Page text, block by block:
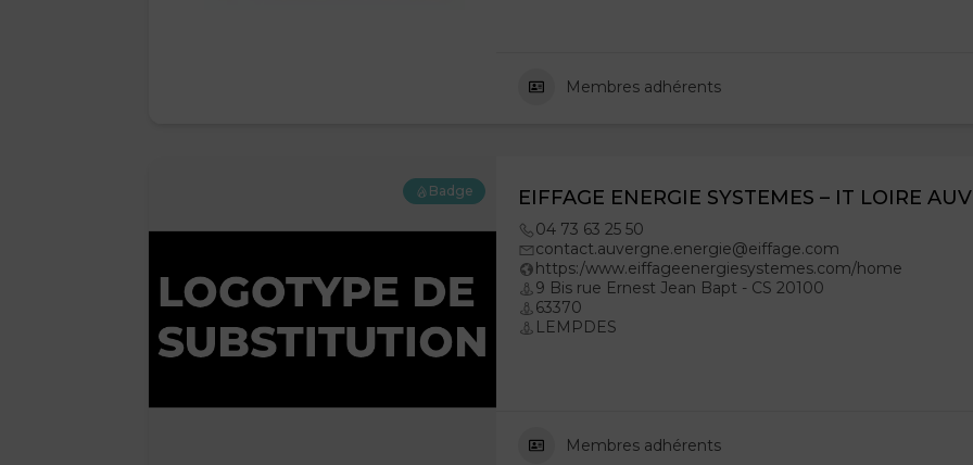
Membres adhérents
Badge EIFFAGE ENERGIE SYSTEMES – IT LOIRE
04 73 63 25 50
contact.auvergne.energie@eiffage.com
https:/www.eiffageenergiesystemes.com/home
9 Bis rue Ernest Jean Bapt - CS 20100
63370
LEMPDES
Membres adhérents